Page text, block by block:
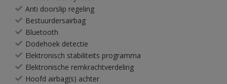
Anti doorslip regeling
Bestuurdersairbag
Bluetooth
Dodehoek detectie
Elektronisch stabiliteits programma
Elektronische remkrachtverdeling
Hoofd airbag(s) achter